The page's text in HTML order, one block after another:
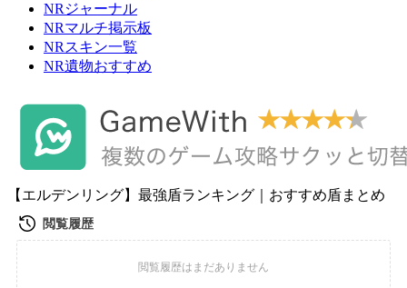
NRジャーナル
NRマルチ掲示板
NRスキン一覧
NR遺物おすすめ
【エルデンリング】最強盾ランキング｜おすすめ盾まとめ